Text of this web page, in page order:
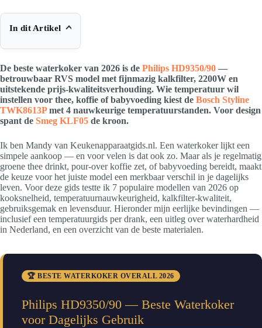
In dit Artikel
De beste waterkoker van 2026 is de Philips HD9350/90 —
betrouwbaar RVS model met fijnmazig kalkfilter, 2200W en
uitstekende prijs-kwaliteitsverhouding. Wie temperatuur wil
instellen voor thee, koffie of babyvoeding kiest de Bosch Styline
TWK8613Pmet 4 nauwkeurige temperatuurstanden. Voor design
spant de Smeg KLF05 de kroon.
Ik ben Mandy van Keukenapparaatgids.nl. Een waterkoker lijkt een
simpele aankoop — en voor velen is dat ook zo. Maar als je regelmatig
groene thee drinkt, pour-over koffie zet, of babyvoeding bereidt, maakt
de keuze voor het juiste model een merkbaar verschil in je dagelijks
leven. Voor deze gids testte ik 7 populaire modellen van 2026 op
kooksnelheid, temperatuurnauwkeurigheid, kalkfilter-kwaliteit,
gebruiksgemak en levensduur. Hieronder mijn eerlijke bevindingen —
inclusief een temperatuurgids per drank, een uitleg over waterhardheid
in Nederland, en een overzicht van de beste materialen.
🏆 BESTE WATERKOKER OVERALL 2026
Philips HD9350/90 — Beste Waterkoker
voor Dagelijks Gebruik